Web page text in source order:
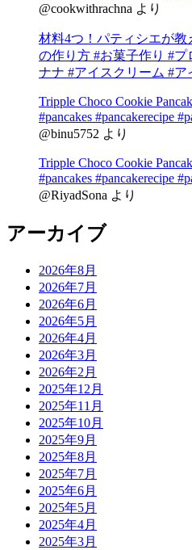
@cookwithrachna より
材料4つ！パティシエが
の作り方 #お菓子作り #
ナナ #アイスクリーム #ア
Tripple Choco Cookie
#pancakes #pancakerecipe
@binu5752 より
Tripple Choco Cookie
#pancakes #pancakerecipe
@RiyadSona より
アーカイブ
2026年8月
2026年7月
2026年6月
2026年5月
2026年4月
2026年3月
2026年2月
2025年12月
2025年11月
2025年10月
2025年9月
2025年8月
2025年7月
2025年6月
2025年5月
2025年4月
2025年3月